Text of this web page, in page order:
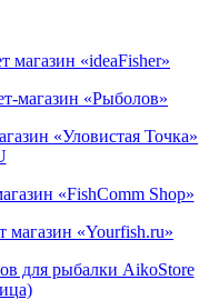
магазин «ideaFisher»
магазин «Рыболов»
«Уловистая Точка»
«FishComm Shop»
«Yourfish.ru»
для рыбалки AikoStore